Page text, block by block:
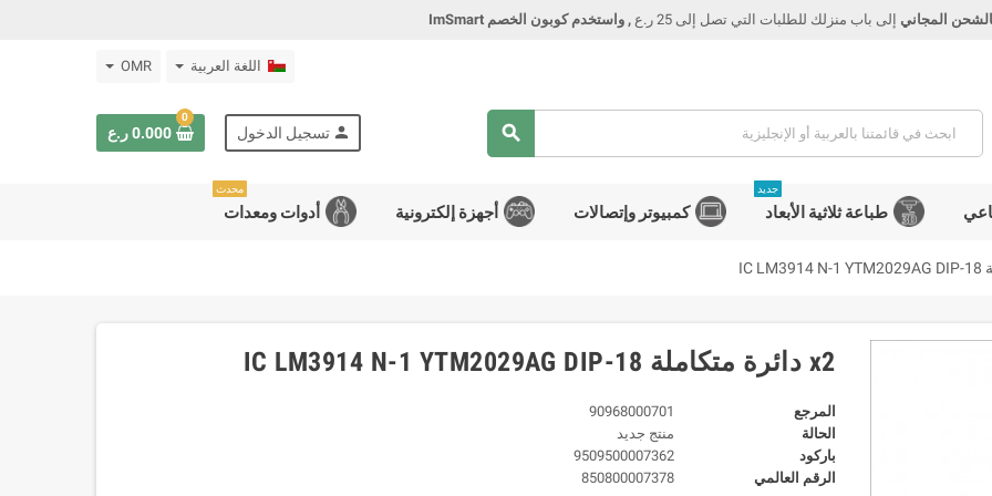
المجاني إلى باب منزلك للطلبات التي تصل إلى 25 ر.ع , واستخدم كوبون الخصم ImSmart
اللغة العربية OMR
search
person تسجيل الدخول
0
0.000 ر.ع
طباعة ثلاثية الأبعاد
جديد
كمبيوتر وإتصالات أجهزة إلكترونية أدوات ومعدات
محدث
x2 دائرة متكاملة IC LM3914 N-1 YTM2029AG DIP-18
المرجع
90968000701
الحالة
منتج جديد
باركود
9509500007362
الرقم العالمي
850800007378